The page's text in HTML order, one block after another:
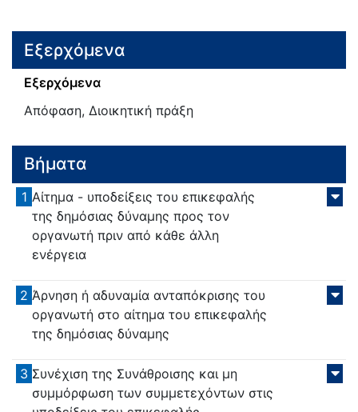
Εξερχόμενα
Εξερχόμενα
Απόφαση, Διοικητική πράξη
Βήματα
1 Αίτημα - υποδείξεις του επικεφαλής
της δημόσιας δύναμης προς τον
οργανωτή πριν από κάθε άλλη
ενέργεια
2 Άρνηση ή αδυναμία ανταπόκρισης του
οργανωτή στο αίτημα του επικεφαλής
της δημόσιας δύναμης
3 Συνέχιση της Συνάθροισης και μη
συμμόρφωση των συμμετεχόντων στις